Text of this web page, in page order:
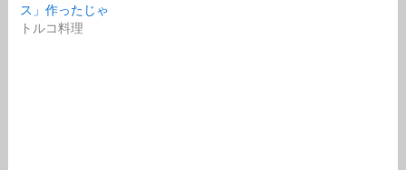
ス」作ったじゃ
トルコ料理